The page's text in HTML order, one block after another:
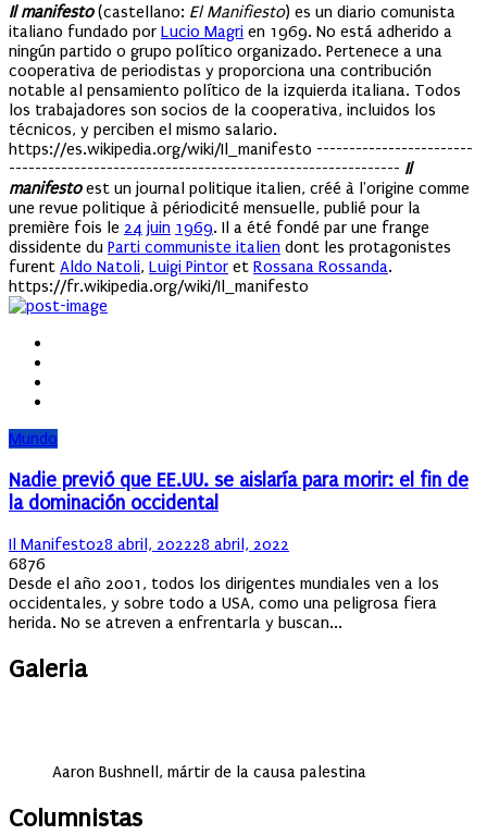
Il manifesto(castellano: El Manifiesto) es un diario comunista
italiano fundado por Lucio Magri en 1969. No está adherido a
ningún partido o grupo político organizado. Pertenece a una
cooperativa de periodistas y proporciona una contribución
notable al pensamiento político de la izquierda italiana. Todos
los trabajadores son socios de la cooperativa, incluidos los
técnicos, y perciben el mismo salario.
https://es.wikipedia.org/wiki/Il_manifesto ------------------------
------------------------------------------------------------ Il
manifestoest un journal politique italien, créé à l'origine comme
une revue politique à périodicité mensuelle, publié pour la
première fois le 24 juin 1969. Il a été fondé par une frange
dissidente du Parti communiste italien dont les protagonistes
furent Aldo Natoli, Luigi Pintor et Rossana Rossanda.
https://fr.wikipedia.org/wiki/Il_manifesto
Mundo
Nadie previó que EE.UU. se aislaría para morir: el fin de
la dominación occidental
Author
Il ManifestoPosted
28 abril, 202228 abril, 2022
6876
Desde el año 2001, todos los dirigentes mundiales ven a los
occidentales, y sobre todo a USA, como una peligrosa fiera
herida. No se atreven a enfrentarla y buscan...
Galeria
Aaron Bushnell, mártir de la causa palestina
Columnistas